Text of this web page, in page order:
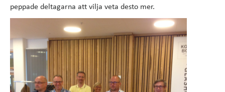
peppade deltagarna att vilja veta desto mer.